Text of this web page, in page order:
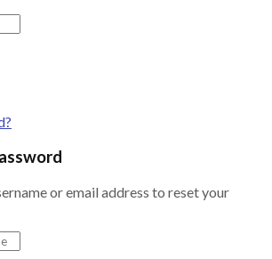
or email address to reset your